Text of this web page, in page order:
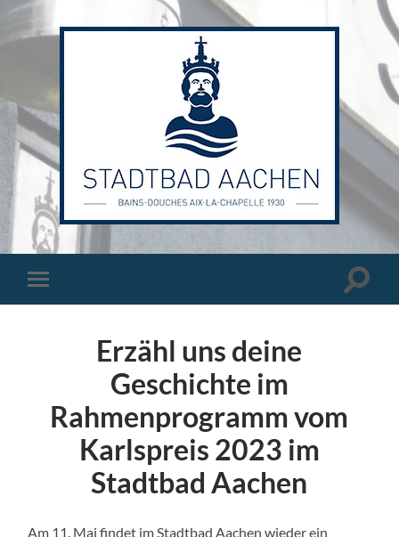
Stadtbad
Mobile-
Menü
Erzähl uns deine
Geschichte im
Rahmenprogramm vom
Karlspreis 2023 im
Stadtbad Aachen
Am 11. Mai findet im Stadtbad Aachen wieder ein